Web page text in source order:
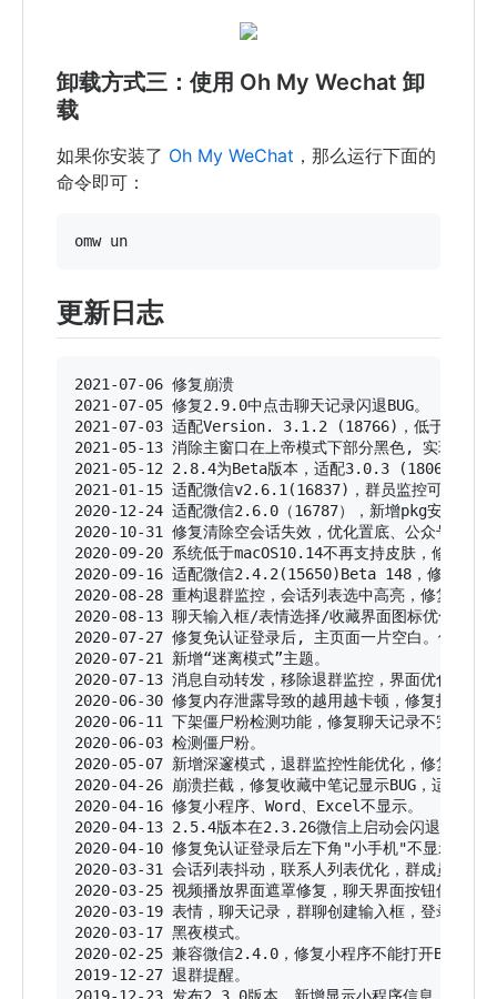
卸载方式三：使用 Oh My Wechat 卸
载
如果你安装了 Oh My WeChat ，那么运行下面的
命令即可：
omw un
更新日志
2021-07-06 修复崩溃
2021-07-05 修复2.9.0中点击聊天记录闪退BUG。
2021-07-03 适配Version. 3.1.2 (18766)，低于
2021-05-13 消除主窗口在上帝模式下部分黑色, 实现全透
2021-05-12 2.8.4为Beta版本，适配3.0.3 (18062)，做了
2021-01-15 适配微信v2.6.1(16837)，群员监控可查看具
2020-12-24 适配微信2.6.0（16787），新增pkg安装包安
2020-10-31 修复清除空会话失效，优化置底、公众号浏览
2020-09-20 系统低于macOS10.14不再支持皮肤，修复
2020-09-16 适配微信2.4.2(15650)Beta 148，修复微信会
2020-08-28 重构退群监控，会话列表选中高亮，修复部分
2020-08-13 聊天输入框/表情选择/收藏界面图标优化，修
2020-07-27 修复免认证登录后, 主页面一片空白。修复部
2020-07-21 新增“迷离模式”主题。
2020-07-13 消息自动转发，移除退群监控，界面优化。
2020-06-30 修复内存泄露导致的越用越卡顿，修复打字卡
2020-06-11 下架僵尸粉检测功能，修复聊天记录不完整BUG
2020-06-03 检测僵尸粉。
2020-05-07 新增深邃模式，退群监控性能优化，修复搜索界
2020-04-26 崩溃拦截，修复收藏中笔记显示BUG，适配
2020-04-16 修复小程序、Word、Excel不显示。
2020-04-13 2.5.4版本在2.3.26微信上启动会闪退，已经
2020-04-10 修复免认证登录后左下角"小手机"不显示，远
2020-03-31 会话列表抖动，联系人列表优化，群成员列表
2020-03-25 视频播放界面遮罩修复，聊天界面按钮优化，
2020-03-19 表情，聊天记录，群聊创建输入框，登录页，
2020-03-17 黑夜模式。
2020-02-25 兼容微信2.4.0，修复小程序不能打开BUG，并
2019-12-27 退群提醒。